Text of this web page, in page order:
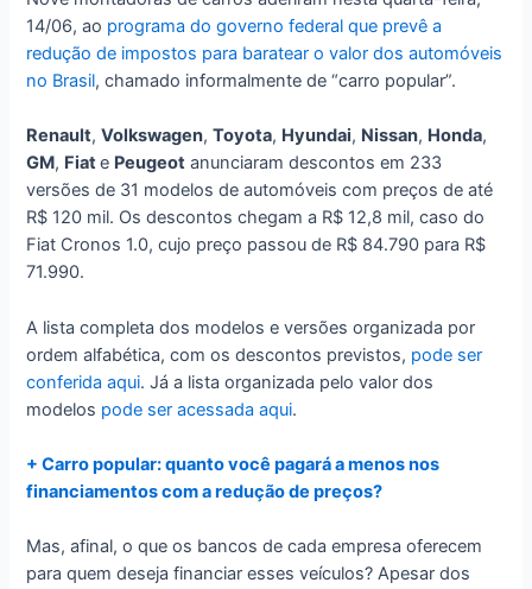
14/06, ao programa do governo federal que prevê a
redução de impostos para baratear o valor dos automóveis
no Brasil, chamado informalmente de “carro popular”.
Renault,Volkswagen,Toyota, Hyundai, Nissan, Honda,
GM, Fiate Peugeot anunciaram descontos em 233
versões de 31 modelos de automóveis com preços de até
R$ 120 mil. Os descontos chegam a R$ 12,8 mil, caso do
Fiat Cronos 1.0, cujo preço passou de R$ 84.790 para R$
71.990.
A lista completa dos modelos e versões organizada por
ordem alfabética, com os descontos previstos, pode ser
conferida aqui. Já a lista organizada pelo valor dos
modelos pode ser acessada aqui.
+ Carro popular: quanto você pagará a menos nos
financiamentos com a redução de preços?
Mas, afinal, o que os bancos de cada empresa oferecem
para quem deseja financiar esses veículos? Apesar dos